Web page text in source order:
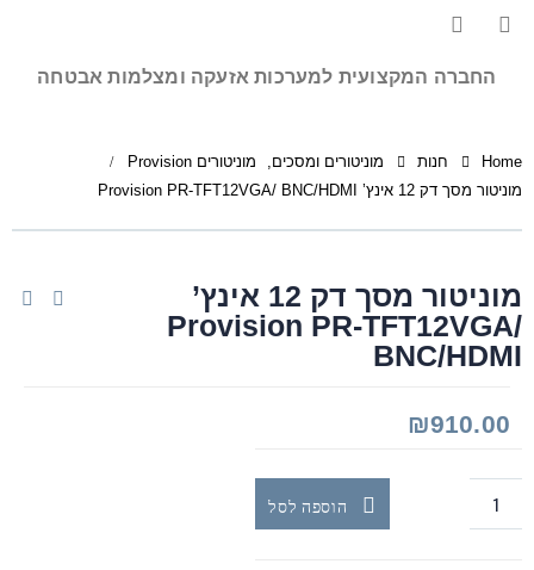
החברה המקצועית למערכות אזעקה ומצלמות אבטחה
Home חנות מוניטורים ומסכים,
מוניטורים Provision
מוניטור מסך דק 12 אינץ’ Provision PR-TFT12VGA/ BNC/HDMI
מוניטור מסך דק 12 אינץ’
Provision PR-TFT12VGA/
BNC/HDMI
₪910.00
הוספה לסל